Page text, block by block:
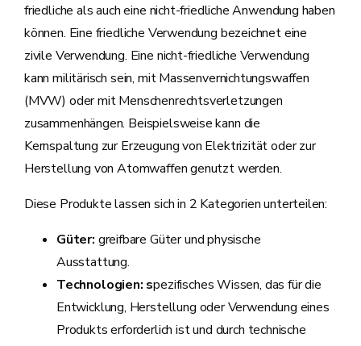
friedliche als auch eine nicht-friedliche Anwendung haben
können. Eine friedliche Verwendung bezeichnet eine
zivile Verwendung. Eine nicht-friedliche Verwendung
kann militärisch sein, mit Massenvernichtungswaffen
(MVW) oder mit Menschenrechtsverletzungen
zusammenhängen. Beispielsweise kann die
Kernspaltung zur Erzeugung von Elektrizität oder zur
Herstellung von Atomwaffen genutzt werden.
Diese Produkte lassen sich in 2 Kategorien unterteilen:
Güter: greifbare Güter und physische
Ausstattung.
Technologien: spezifisches Wissen, das für die
Entwicklung, Herstellung oder Verwendung eines
Produkts erforderlich ist und durch technische